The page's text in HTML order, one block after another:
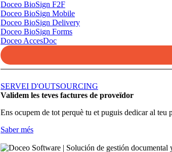
Doceo BioSign F2F
Doceo BioSign Mobile
Doceo BioSign Delivery
Doceo BioSign Forms
Doceo AccesDoc
SERVEI D'OUTSOURCING
Validem les teves factures de proveïdor
Ens ocupem de tot perquè tu et puguis dedicar al teu
Saber més